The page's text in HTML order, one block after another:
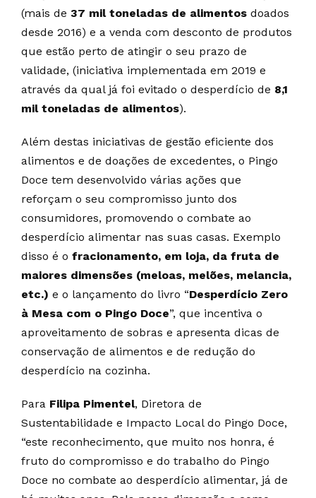
(mais de 37 mil toneladas de alimentos doados
desde 2016) e a venda com desconto de produtos
que estão perto de atingir o seu prazo de
validade, (iniciativa implementada em 2019 e
através da qual já foi evitado o desperdício de 8,1
mil toneladas de alimentos).
Além destas iniciativas de gestão eficiente dos
alimentos e de doações de excedentes, o Pingo
Doce tem desenvolvido várias ações que
reforçam o seu compromisso junto dos
consumidores, promovendo o combate ao
desperdício alimentar nas suas casas. Exemplo
disso é o fracionamento, em loja, da fruta de
maiores dimensões (meloas, melões, melancia,
etc.) e o lançamento do livro “Desperdício Zero
à Mesa com o Pingo Doce”, que incentiva o
aproveitamento de sobras e apresenta dicas de
conservação de alimentos e de redução do
desperdício na cozinha.
Para Filipa Pimentel, Diretora de
Sustentabilidade e Impacto Local do Pingo Doce,
“este reconhecimento, que muito nos honra, é
fruto do compromisso e do trabalho do Pingo
Doce no combate ao desperdício alimentar, já de